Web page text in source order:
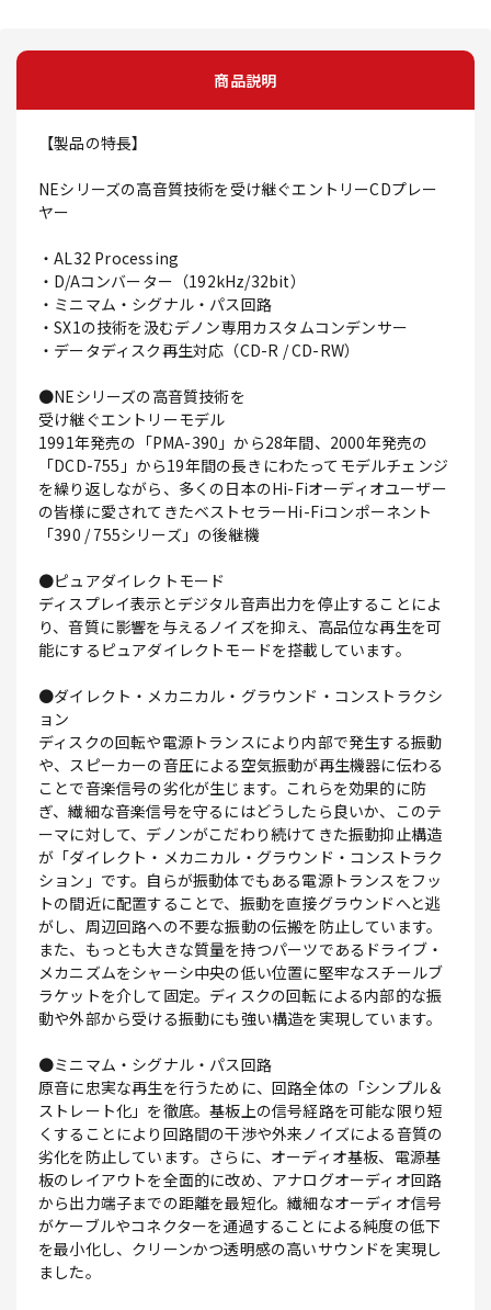
商品説明
【製品の特長】
NEシリーズの高音質技術を受け継ぐエントリーCDプレー
ヤー
・AL32 Processing
・D/Aコンバーター（192kHz/32bit）
・ミニマム・シグナル・パス回路
・SX1の技術を汲むデノン専用カスタムコンデンサー
・データディスク再生対応（CD-R / CD-RW）
●NEシリーズの高音質技術を
受け継ぐエントリーモデル
1991年発売の「PMA-390」から28年間、2000年発売の
「DCD-755」から19年間の長きにわたってモデルチェンジ
を繰り返しながら、多くの日本のHi-Fiオーディオユーザー
の皆様に愛されてきたベストセラーHi-Fiコンポーネント
「390 / 755シリーズ」の後継機
●ピュアダイレクトモード
ディスプレイ表示とデジタル音声出力を停止することによ
り、音質に影響を与えるノイズを抑え、高品位な再生を可
能にするピュアダイレクトモードを搭載しています。
●ダイレクト・メカニカル・グラウンド・コンストラクシ
ョン
ディスクの回転や電源トランスにより内部で発生する振動
や、スピーカーの音圧による空気振動が再生機器に伝わる
ことで音楽信号の劣化が生じます。これらを効果的に防
ぎ、繊細な音楽信号を守るにはどうしたら良いか、このテ
ーマに対して、デノンがこだわり続けてきた振動抑止構造
が「ダイレクト・メカニカル・グラウンド・コンストラク
ション」です。自らが振動体でもある電源トランスをフッ
トの間近に配置することで、振動を直接グラウンドへと逃
がし、周辺回路への不要な振動の伝搬を防止しています。
また、もっとも大きな質量を持つパーツであるドライブ・
メカニズムをシャーシ中央の低い位置に堅牢なスチールブ
ラケットを介して固定。ディスクの回転による内部的な振
動や外部から受ける振動にも強い構造を実現しています。
●ミニマム・シグナル・パス回路
原音に忠実な再生を行うために、回路全体の「シンプル＆
ストレート化」を徹底。基板上の信号経路を可能な限り短
くすることにより回路間の干渉や外来ノイズによる音質の
劣化を防止しています。さらに、オーディオ基板、電源基
板のレイアウトを全面的に改め、アナログオーディオ回路
から出力端子までの距離を最短化。繊細なオーディオ信号
がケーブルやコネクターを通過することによる純度の低下
を最小化し、クリーンかつ透明感の高いサウンドを実現し
ました。